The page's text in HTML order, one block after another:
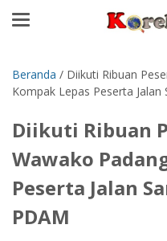
Beranda / Diikuti Ribuan
Kompak Lepas Peserta
Diikuti Ribuan
Wawako
Peserta Jalan
PDAM